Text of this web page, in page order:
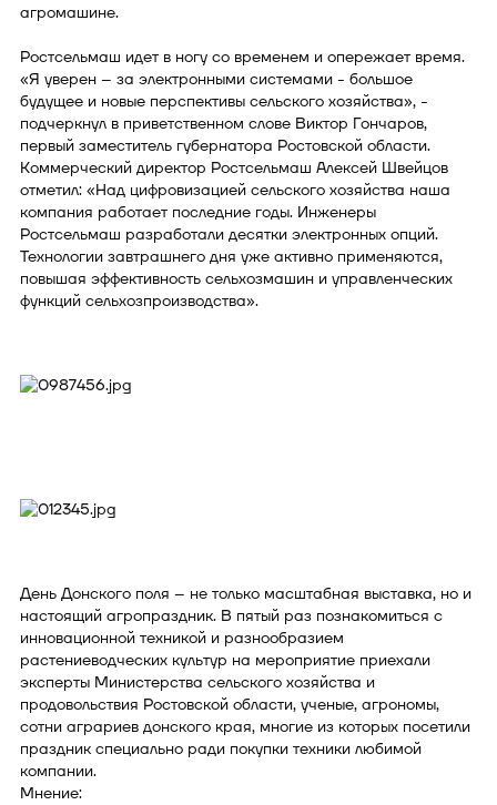
агромашине.
Ростсельмаш идет в ногу со временем и опережает время.
«Я уверен – за электронными системами - большое
будущее и новые перспективы сельского хозяйства», -
подчеркнул в приветственном слове Виктор Гончаров,
первый заместитель губернатора Ростовской области.
Коммерческий директор Ростсельмаш Алексей Швейцов
отметил: «Над цифровизацией сельского хозяйства наша
компания работает последние годы. Инженеры
Ростсельмаш разработали десятки электронных опций.
Технологии завтрашнего дня уже активно применяются,
повышая эффективность сельхозмашин и управленческих
функций сельхозпроизводства».
День Донского поля – не только масштабная выставка, но и
настоящий агропраздник. В пятый раз познакомиться с
инновационной техникой и разнообразием
растениеводческих культур на мероприятие приехали
эксперты Министерства сельского хозяйства и
продовольствия Ростовской области, ученые, агрономы,
сотни аграриев донского края, многие из которых посетили
праздник специально ради покупки техники любимой
компании.
Мнение: